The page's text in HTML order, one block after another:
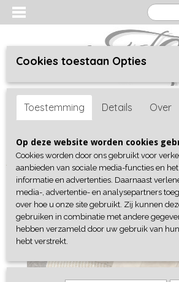
Inloggen Registreren
Home >Shop>Schoenen>Laarzen &
Cowboylaarzen Beige Studs
Cookies toestaan Opties
Toestemming Details Over
Op deze website worden cookies
Cookies worden door ons gebruikt voor
aanbieden van sociale media-functies en
informatie en advertenties. Daarnaast
media-, advertentie- en analysepartners
over hoe u onze site gebruikt. Zij kunnen
gebruiken in combinatie met andere
hebben verzameld door uw gebruik van
hebt verstrekt.